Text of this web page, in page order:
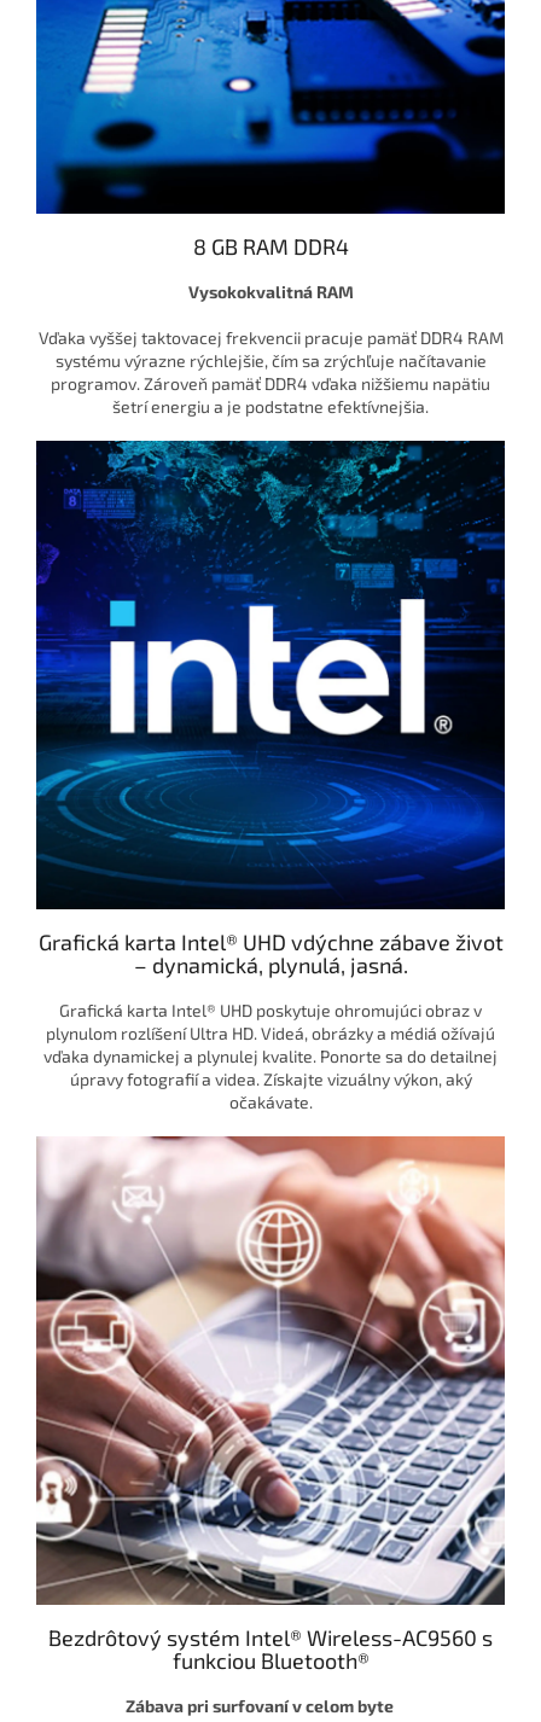
8 GB RAM DDR4
Vysokokvalitná RAM
Vďaka vyššej taktovacej frekvencii pracuje pamäť DDR4 RAM
systému výrazne rýchlejšie, čím sa zrýchľuje načítavanie
programov. Zároveň pamäť DDR4 vďaka nižšiemu napätiu
šetrí energiu a je podstatne efektívnejšia.
Grafická karta Intel® UHD vdýchne zábave život
– dynamická, plynulá, jasná.
Grafická karta Intel® UHD poskytuje ohromujúci obraz v
plynulom rozlíšení Ultra HD. Videá, obrázky a médiá ožívajú
vďaka dynamickej a plynulej kvalite. Ponorte sa do detailnej
úpravy fotografií a videa. Získajte vizuálny výkon, aký
očakávate.
Bezdrôtový systém Intel® Wireless-AC9560 s
funkciou Bluetooth®
Zábava pri surfovaní v celom byte